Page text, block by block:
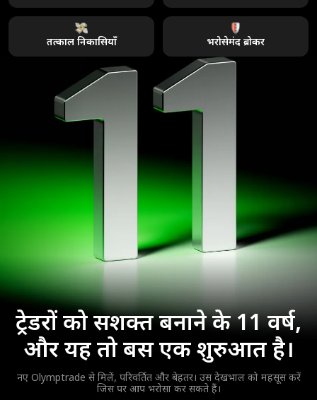
तत्काल निकासियाँ भरोसेमंद ब्रोकर
ट्रेडरों को सशक्त बनाने के 11 वर्ष,
और यह तो बस एक शुरुआत है।
नए Olymptrade से मिलें, परिवर्तित और बेहतर। उस देखभाल को महसूस करें
जिस पर आप भरोसा कर सकते हैं।